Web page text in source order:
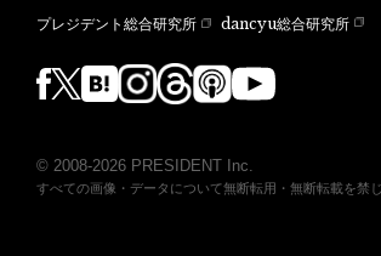
プレジデント総合研究所 dancyu総合研究所
© 2008-2026 PRESIDENT Inc.
すべての画像・データについて無断転用・無断転載を禁じ